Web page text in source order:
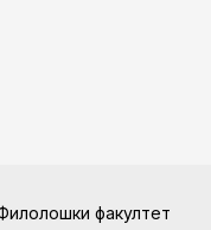
факултет